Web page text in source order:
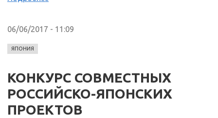
06/06/2017 - 11:09
ЯПОНИЯ
КОНКУРС СОВМЕСТНЫХ
РОССИЙСКО-ЯПОНСКИХ
ПРОЕКТОВ